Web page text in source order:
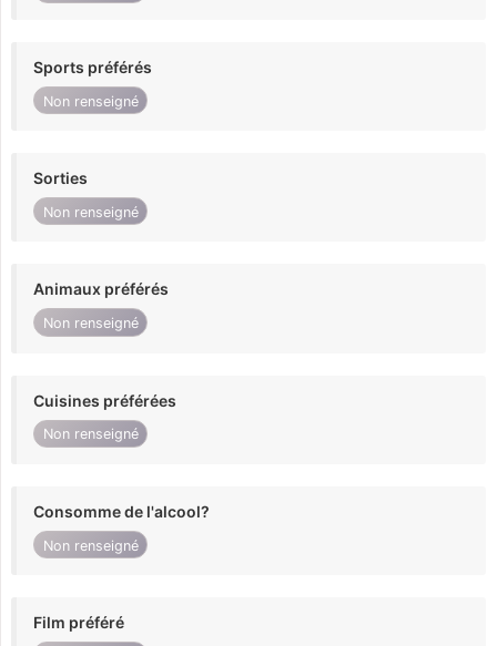
Sports préférés
Non renseigné
Sorties
Non renseigné
Animaux préférés
Non renseigné
Cuisines préférées
Non renseigné
Consomme de l'alcool?
Non renseigné
Film préféré